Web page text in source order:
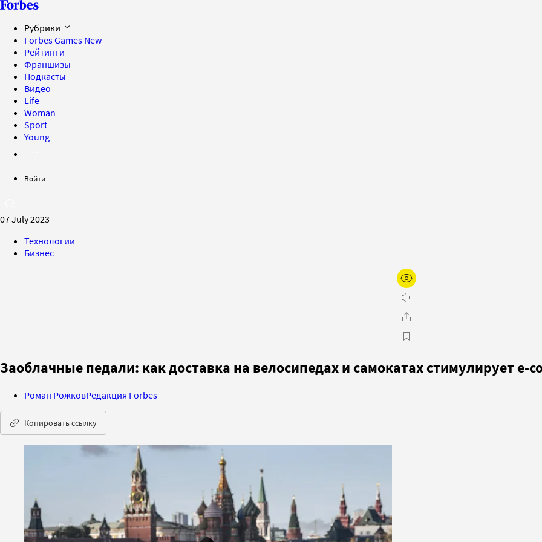
Рубрики
Forbes Games New
Рейтинги
Франшизы
Подкасты
Видео
Life
Woman
Sport
Young
Войти
07 July 2023
Технологии
Бизнес
Заоблачные педали: как доставка на велосипедах и самокатах стимулирует e-
Роман РожковРедакция Forbes
Копировать ссылку